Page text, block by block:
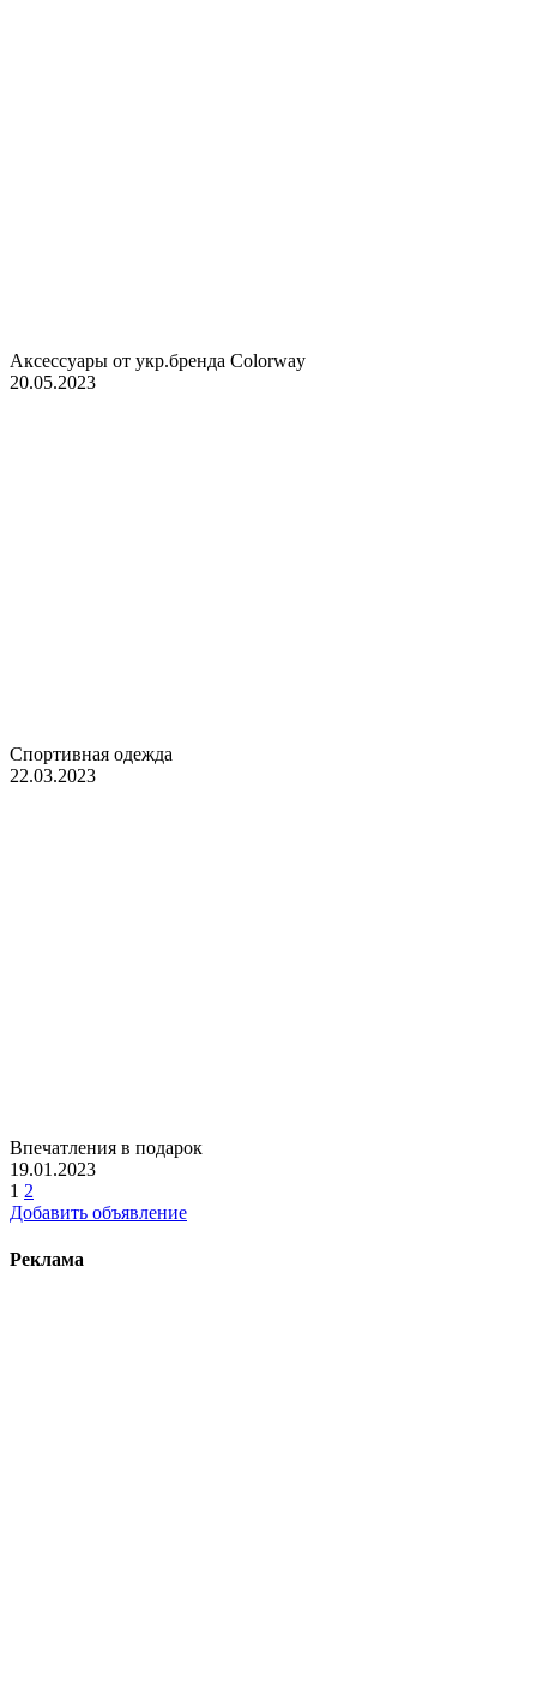
Аксессуары от укр.бренда Colorway
20.05.2023
Спортивная одежда
22.03.2023
Впечатления в подарок
19.01.2023
1 2
Добавить объявление
Реклама